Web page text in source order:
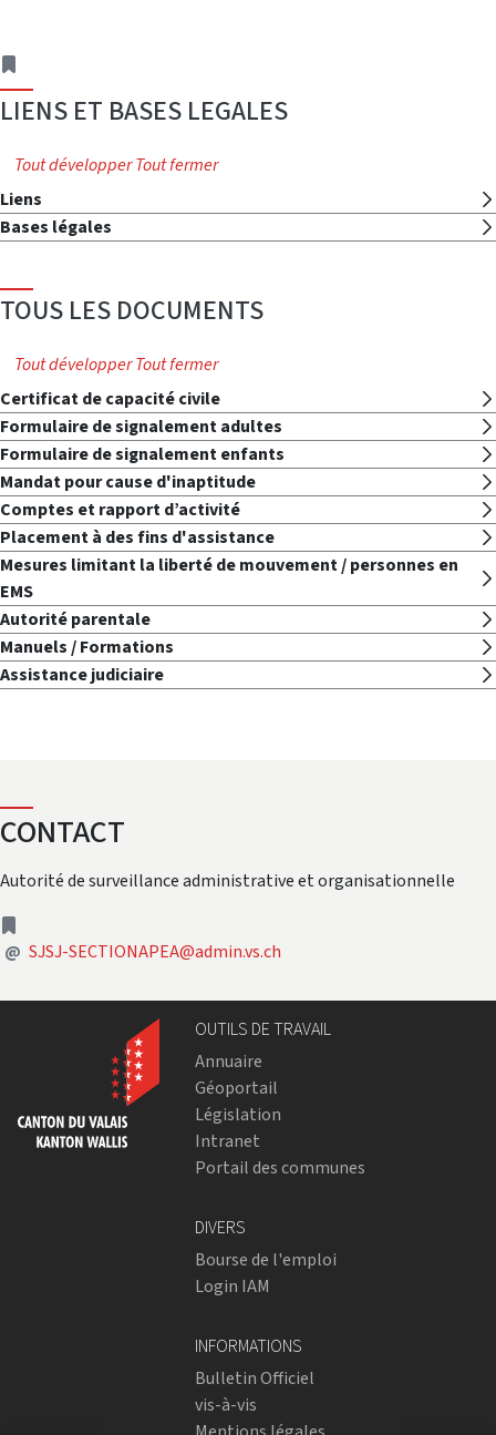
LIENS ET BASES LEGALES
Tout développerTout fermer
Liens
Bases légales
TOUS LES DOCUMENTS
Tout développerTout fermer
Certificat de capacité civile
Formulaire de signalement adultes
Formulaire de signalement enfants
Mandat pour cause d'inaptitude
Comptes et rapport d’activité
Placement à des fins d'assistance
Mesures limitant la liberté de mouvement / personnes en
EMS
Autorité parentale
Manuels / Formations
Assistance judiciaire
CONTACT
Autorité de surveillance administrative et organisationnelle
@ Adresse courriel
SJSJ-SECTIONAPEA@admin.vs.ch
OUTILS DE TRAVAIL
Annuaire
Géoportail
Législation
Intranet
Portail des communes
DIVERS
Bourse de l'emploi
Login IAM
INFORMATIONS
Bulletin Officiel
vis-à-vis